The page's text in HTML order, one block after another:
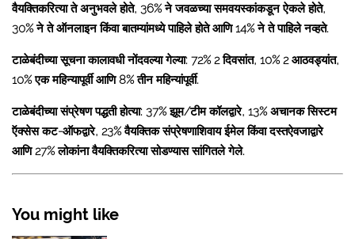
वैयक्तिकरित्या ते अनुभवले होते, 36% ने जवळच्या समवयस्कांकडून ऐकले होते,
30% ने ते ऑनलाइन किंवा बातम्यांमध्ये पाहिले होते आणि 14% ने ते पाहिले नव्हते.
टाळेबंदीच्या सूचना कालावधी नोंदवल्या गेल्या: 72% 2 दिवसांत, 10% 2 आठवड्यांत,
10% एक महिन्यापूर्वी आणि 8% तीन महिन्यांपूर्वी.
टाळेबंदीच्या संप्रेषण पद्धती होत्या: 37% झूम/टीम कॉलद्वारे, 13% अचानक सिस्टम
ऍक्सेस कट-ऑफद्वारे, 23% वैयक्तिक संप्रेषणाशिवाय ईमेल किंवा दस्तऐवजाद्वारे
आणि 27% लोकांना वैयक्तिकरित्या सोडण्यास सांगितले गेले.
You might like